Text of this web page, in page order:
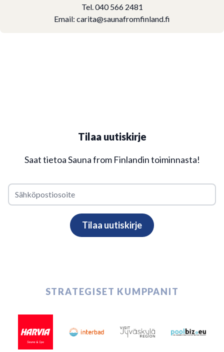
Tel. 040 566 2481
Email: carita@saunafromfinland.fi
Tilaa uutiskirje
Saat tietoa Sauna from Finlandin toiminnasta!
STRATEGISET KUMPPANIT